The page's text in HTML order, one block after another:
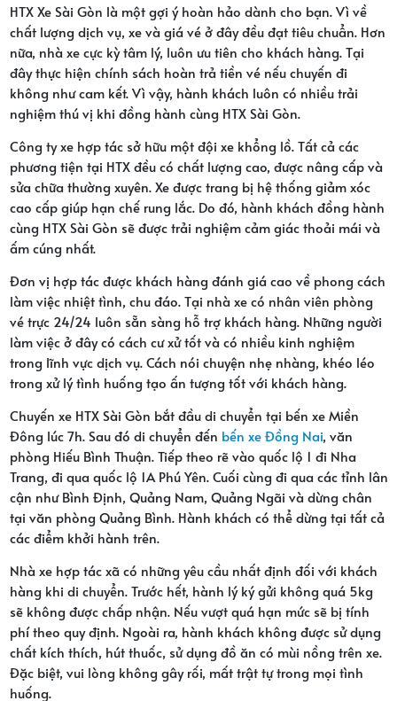
HTX Xe Sài Gòn là một gợi ý hoàn hảo dành cho bạn. Vì về
chất lượng dịch vụ, xe và giá vé ở đây đều đạt tiêu chuẩn. Hơn
nữa, nhà xe cực kỳ tâm lý, luôn ưu tiên cho khách hàng. Tại
đây thực hiện chính sách hoàn trả tiền vé nếu chuyến đi
không như cam kết. Vì vậy, hành khách luôn có nhiều trải
nghiệm thú vị khi đồng hành cùng HTX Sài Gòn.
Công ty xe hợp tác sở hữu một đội xe khổng lồ. Tất cả các
phương tiện tại HTX đều có chất lượng cao, được nâng cấp và
sửa chữa thường xuyên. Xe được trang bị hệ thống giảm xóc
cao cấp giúp hạn chế rung lắc. Do đó, hành khách đồng hành
cùng HTX Sài Gòn sẽ được trải nghiệm cảm giác thoải mái và
ấm cúng nhất.
Đơn vị hợp tác được khách hàng đánh giá cao về phong cách
làm việc nhiệt tình, chu đáo. Tại nhà xe có nhân viên phòng
vé trực 24/24 luôn sẵn sàng hỗ trợ khách hàng. Những người
làm việc ở đây có cách cư xử tốt và có nhiều kinh nghiệm
trong lĩnh vực dịch vụ. Cách nói chuyện nhẹ nhàng, khéo léo
trong xử lý tình huống tạo ấn tượng tốt với khách hàng.
Chuyến xe HTX Sài Gòn bắt đầu di chuyển tại bến xe Miền
Đông lúc 7h. Sau đó di chuyển đến bến xe Đồng Nai, văn
phòng Hiếu Bình Thuận. Tiếp theo rẽ vào quốc lộ 1 đi Nha
Trang, đi qua quốc lộ 1A Phú Yên. Cuối cùng đi qua các tỉnh lân
cận như Bình Định, Quảng Nam, Quảng Ngãi và dừng chân
tại văn phòng Quảng Bình. Hành khách có thể dừng tại tất cả
các điểm khởi hành trên.
Nhà xe hợp tác xã có những yêu cầu nhất định đối với khách
hàng khi di chuyển. Trước hết, hành lý ký gửi không quá 5kg
sẽ không được chấp nhận. Nếu vượt quá hạn mức sẽ bị tính
phí theo quy định. Ngoài ra, hành khách không được sử dụng
chất kích thích, hút thuốc, sử dụng đồ ăn có mùi nồng trên xe.
Đặc biệt, vui lòng không gây rối, mất trật tự trong mọi tình
huống.